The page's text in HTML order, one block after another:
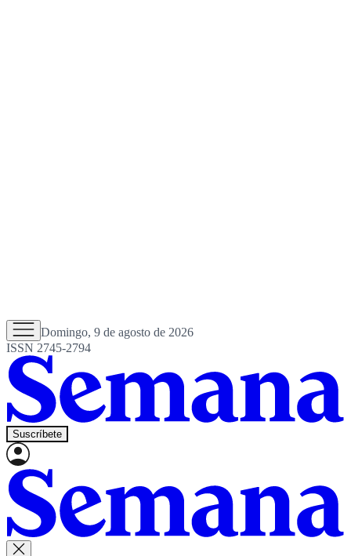
Domingo, 9 de agosto de 2026
ISSN 2745-2794
Suscríbete